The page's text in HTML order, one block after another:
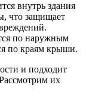
внутрь здания
что защищает
по наружным
по краям крыши.
и подходит
их